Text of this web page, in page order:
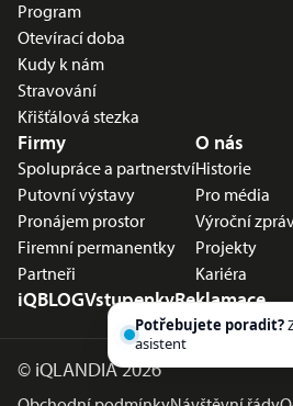
Program
Otevírací doba
Kudy k nám
Stravování
Křišťálová stezka
Firmy
Spolupráce a partnerství
Putovní výstavy
Pronájem prostor
Firemní permanentky
Partneři
O nás
Historie
Pro média
Výroční
Projekty
Kariéra
iQBLOGVstupenkyReklamace
© iQLANDIA 2026
Potřebujete poradit?
asistenta